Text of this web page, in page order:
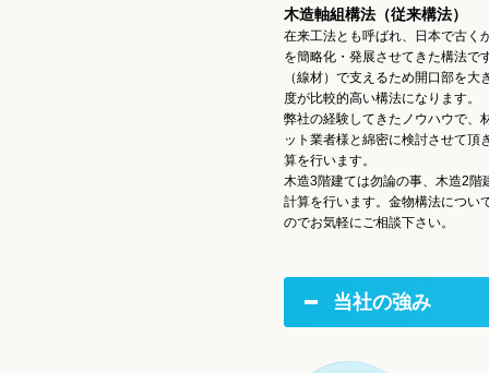
木造軸組構法（従来構法）
在来工法とも呼ばれ、日本で古く
を簡略化・発展させてきた構法で
（線材）で支えるため開口部を
度が比較的高い構法になります。
弊社の経験してきたノウハウで、
ット業者様と綿密に検討させて頂
算を行います。
木造3階建ては勿論の事、木造2階
計算を行います。金物構法につい
のでお気軽にご相談下さい。
当社の強み